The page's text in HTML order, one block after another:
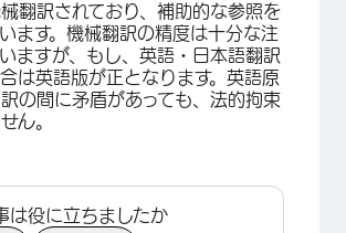
翻訳されており、補助的な参照を
ます。機械翻訳の精度は十分な注
ますが、もし、英語・日本語翻訳
は英語版が正となります。英語原
の間に矛盾があっても、法的拘束
ん。
は役に立ちましたか